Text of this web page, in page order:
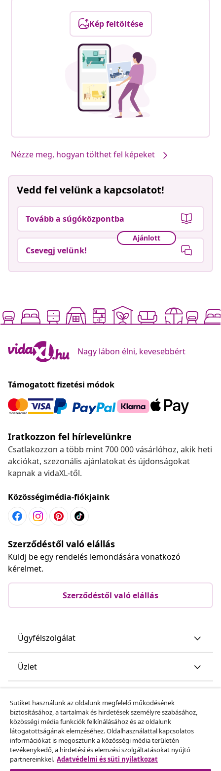
Kép feltöltése
Nézze meg, hogyan tölthet fel képeket
Vedd fel velünk a kapcsolatot!
Tovább a súgóközpontba
Ajánlott
Csevegj velünk!
Nagy lábon élni, kevesebbért
Támogatott fizetési módok
Iratkozzon fel hírlevelünkre
Csatlakozzon a több mint 700 000 vásárlóhoz, akik heti
akciókat, szezonális ajánlatokat és újdonságokat
kapnak a vidaXL-től.
Közösségimédia-fiókjaink
Szerződéstől való elállás
Küldj be egy rendelés lemondására vonatkozó
kérelmet.
Szerződéstől való elállás
Ügyfélszolgálat
Üzlet
Fedezz fel többet
Sütiket használunk az oldalunk megfelelő működésének
biztosításához, a tartalmak és hirdetések személyre szabásához,
közösségi média funkciók felkínálásához és az oldalunk
látogatottságának elemzéséhez. Oldalhasználattal kapcsolatos
információkat is megosztunk a közösségi média területén
tevékenykedő, a hirdetési és elemzési szolgáltatásokat nyújtó
partnereinkkel. Adatvédelmi és süti nyilatkozat